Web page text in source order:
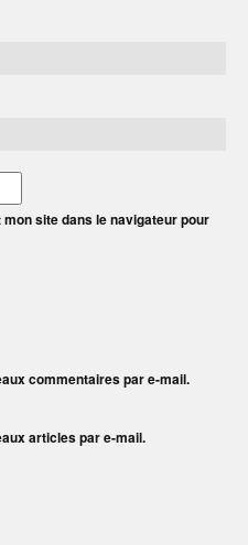
site dans le navigateur pour
commentaires par e-mail.
articles par e-mail.